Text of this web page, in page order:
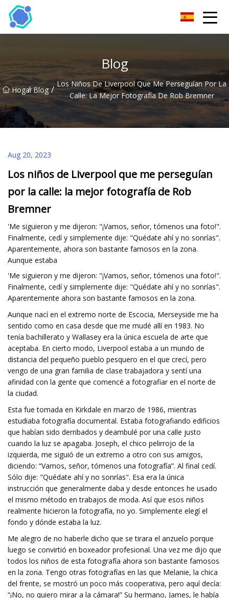
Blog
Hogar
/ Blog / Los Niños De Liverpool Que Me Perseguían Por La
Calle: La Mejor Fotografía De Rob Bremner
Aug 20, 2023
Los niños de Liverpool que me perseguían
por la calle: la mejor fotografía de Rob
Bremner
'Me siguieron y me dijeron: "¡Vamos, señor, tómenos una foto!".
Finalmente, cedí y simplemente dije: "Quédate ahí y no sonrías".
Aparentemente, ahora son bastante famosos en la zona.
Aunque estaba
'Me siguieron y me dijeron: "¡Vamos, señor, tómenos una foto!".
Finalmente, cedí y simplemente dije: "Quédate ahí y no sonrías".
Aparentemente ahora son bastante famosos en la zona.
Aunque nací en el extremo norte de Escocia, Merseyside me ha
sentido como en casa desde que me mudé allí en 1983. No
tenía bachillerato y Wallasey era la única escuela de arte que
aceptaba. En cierto modo, Liverpool estaba a un mundo de
distancia del pequeño pueblo pesquero en el que crecí, pero
vengo de una gran familia de clase trabajadora y sentí una
afinidad con la gente que comencé a fotografiar en el norte de
la ciudad.
Esta fue tomada en Kirkdale en marzo de 1986, mientras
estudiaba fotografía documental. Estaba fotografiando edificios
que habían sido derribados y deambulé por una calle justo
cuando la luz se apagaba. Joseph, el chico pelirrojo de la
izquierda, me siguió de un extremo a otro con sus amigos,
diciendo: “Vamos, señor, tómenos una fotografía”. Al final cedí.
Sólo dije: "Quédate ahí y no sonrías". Esa era la única
instrucción que generalmente daba y desde entonces he usado
el mismo método en trabajos de moda. Así que esos niños
realmente hicieron la fotografía, no yo. Simplemente elegí el
fondo y dónde estaba la luz.
Me alegro de no haberle dicho que se tirara el anzuelo porque
luego se convirtió en boxeador profesional. Una vez me dijo que
todos los niños de esta fotografía ahora son bastante famosos
en la zona. Tengo otras fotografías en las que Melanie, la chica
del frente, se mostró un poco más cooperativa, pero aquí decía:
“¡No, no quiero mirar a la cámara!” Su hermano, James, le había